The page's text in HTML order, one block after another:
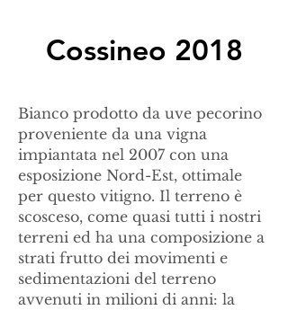
Cossineo 2018
Bianco prodotto da uve pecorino
proveniente da una vigna
impiantata nel 2007 con una
esposizione Nord-Est, ottimale
per questo vitigno. Il terreno è
scosceso, come quasi tutti i nostri
terreni ed ha una composizione a
strati frutto dei movimenti e
sedimentazioni del terreno
avvenuti in milioni di anni: la